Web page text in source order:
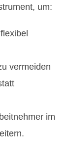
um:
vermeiden
im